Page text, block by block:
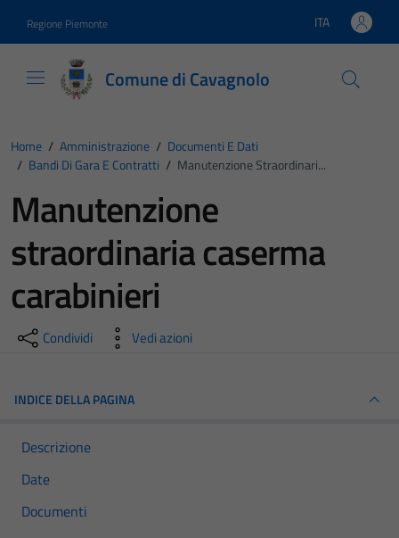
Regione Piemonte Lingua attiva:
ITA
Comune di Cavagnolo
Home / Amministrazione / Documenti E Dati
/ Bandi Di Gara E Contratti / Manutenzione Straordinari...
Manutenzione
straordinaria caserma
carabinieri
Condividi Vedi azioni
INDICE DELLA PAGINA
Descrizione
Date
Documenti